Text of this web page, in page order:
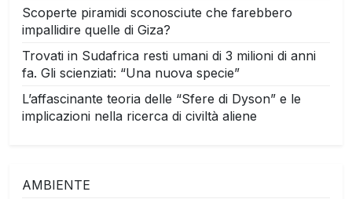
Scoperte piramidi sconosciute che farebbero
impallidire quelle di Giza?
Trovati in Sudafrica resti umani di 3 milioni di anni
fa. Gli scienziati: “Una nuova specie”
L’affascinante teoria delle “Sfere di Dyson” e le
implicazioni nella ricerca di civiltà aliene
AMBIENTE